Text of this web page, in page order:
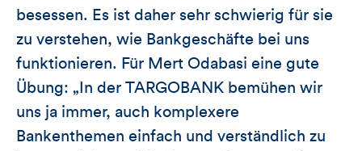
besessen. Es ist daher sehr schwierig für sie
zu verstehen, wie Bankgeschäfte bei uns
funktionieren. Für Mert Odabasi eine gute
Übung: „In der TARGOBANK bemühen wir
uns ja immer, auch komplexere
Bankenthemen einfach und verständlich zu